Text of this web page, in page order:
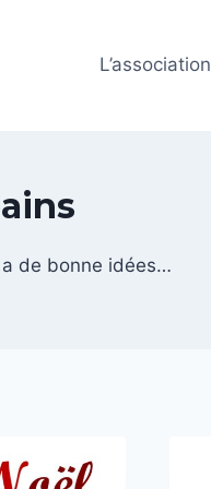
L’association
a de bonne idées…